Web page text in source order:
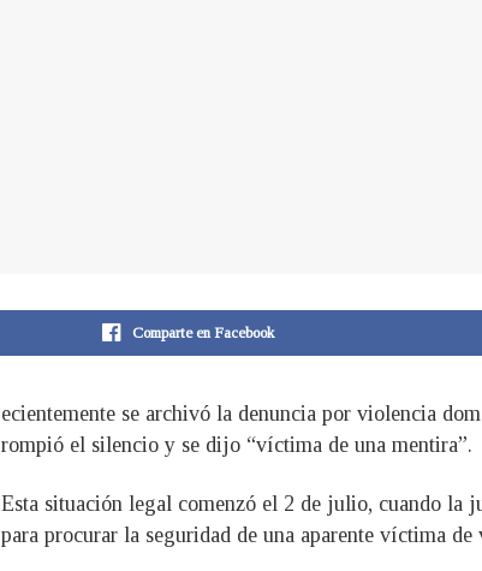
Comparte en Facebook
ecientemente se archivó la denuncia por violencia
rompió el silencio y se dijo “víctima de una mentira”.
Esta situación legal comenzó el 2 de julio, cuando la
para procurar la seguridad de una aparente víctima de